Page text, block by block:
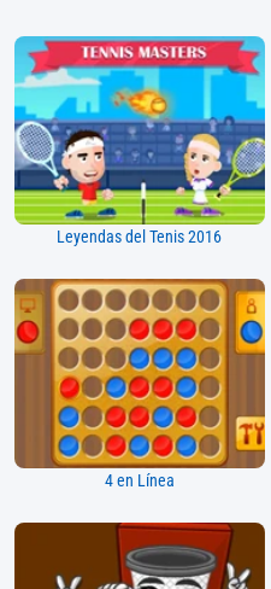
Leyendas del Tenis 2016
4 en Línea